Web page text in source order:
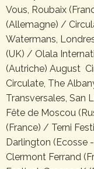
Vous, Roubaix
(Allemagne) /
Watermans,
(UK) / Olala
(Autriche) August
Circulate, The
Transversales, San
Fête de Moscou
(France) / Terni
Darlington (Ecosse
Clermont Ferrand